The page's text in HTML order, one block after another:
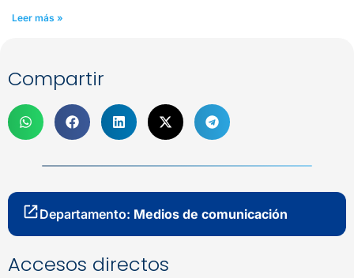
Leer más »
Compartir
Departamento: Medios de comunicación
Accesos directos